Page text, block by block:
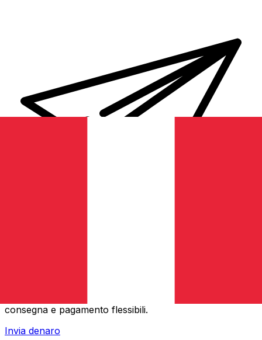
consegna e pagamento flessibili.
Invia denaro